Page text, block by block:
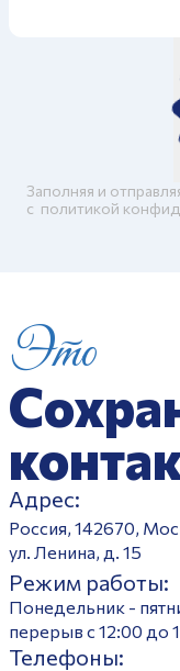
Заполняя и
c политикой
Это
Адрес:
Россия, 142670,
ул. Ленина, д. 15
Режим работы:
Понедельник -
перерыв с 12:00 до
Телефоны: